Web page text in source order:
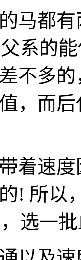
马都
系的
不多
，而
着速
! 所以
选一